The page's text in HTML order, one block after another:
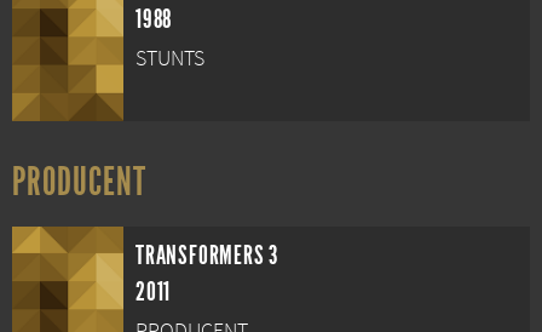
1988
STUNTS
PRODUCENT
TRANSFORMERS 3
2011